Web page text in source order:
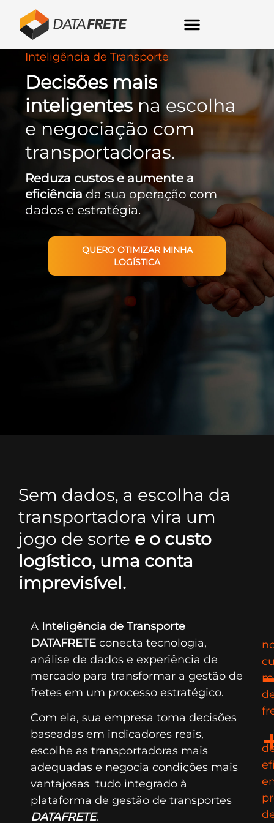
Inteligência de Transporte
Decisões mais
inteligentes na escolha
e negociação com
transportadoras.
Reduza custos e aumente a
eficiência da sua operação com
dados e estratégia.
QUERO OTIMIZAR MINHA
LOGÍSTICA
Sem dados, a escolha da
transportadora vira um
jogo de sorte e o custo
logístico, uma conta
imprevisível.
A Inteligência de Transporte
DATAFRETE conecta tecnologia,
análise de dados e experiência de
mercado para transformar a gestão de
fretes em um processo estratégico.
Com ela, sua empresa toma decisões
baseadas em indicadores reais,
escolhe as transportadoras mais
adequadas e negocia condições mais
vantajosas tudo integrado à
plataforma de gestão de transportes
DATAFRETE.